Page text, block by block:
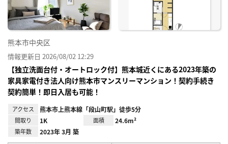
熊本市中央区
情報更新日 2026/08/02 12:29
【独立洗面台付・オートロック付】熊本城近くにある2023年築の
家具家電付き法人向け熊本市マンスリーマンション！契約手続き
契約簡単！即日入居も可能！
アクセス 熊本市上熊本線「段山町駅」徒歩5分
間取り 1K 面積 24.6m²
築年数 2023年 3月 築